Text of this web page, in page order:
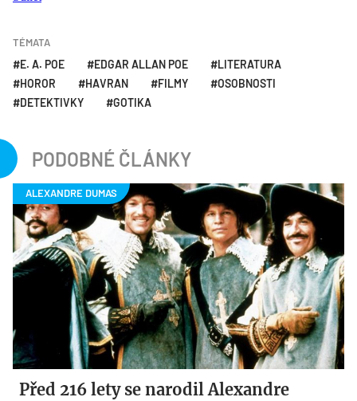
TÉMATA
E. A. POE EDGAR ALLAN POE
LITERATURA
HOROR
HAVRAN FILMY
OSOBNOSTI
DETEKTIVKY
GOTIKA
PODOBNÉ ČLÁNKY
Před 216 lety se narodil Alexandre